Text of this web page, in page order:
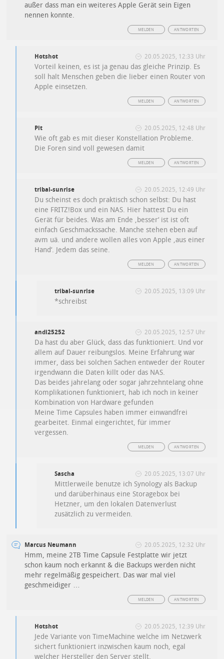
außer dass man ein weiteres Apple Gerät sein Eigen
nennen konnte.
ANTWORTEN
MELDEN
Hotshot 20.05.2025, 12:33 Uhr
Vorteil keinen, es ist ja genau das gleiche Prinzip. Es
soll halt Menschen geben die lieber einen Router von
Apple einsetzen.
ANTWORTEN
MELDEN
Pit 20.05.2025, 12:48 Uhr
Wie oft gab es mit dieser Konstellation Probleme.
Die Foren sind voll gewesen damit
ANTWORTEN
MELDEN
tribal-sunrise 20.05.2025, 12:49 Uhr
Du scheinst es doch praktisch schon selbst: Du hast
eine FRITZ!Box und ein NAS. Hier hattest Du ein
Gerät für beides. Was am Ende ‚besser‘ ist ist oft
einfach Geschmackssache. Manche stehen eben auf
avm uä. und andere wollen alles von Apple ‚aus einer
Hand‘. Jedem das seine.
ANTWORTEN
MELDEN
tribal-sunrise 20.05.2025, 13:09 Uhr
*schreibst
andi25252 20.05.2025, 12:57 Uhr
Da hast du aber Glück, dass das funktioniert. Und vor
allem auf Dauer reibungslos. Meine Erfahrung war
immer, dass bei solchen Sachen entweder der Router
irgendwann die Daten killt oder das NAS.
Das beides jahrelang oder sogar jahrzehntelang ohne
Komplikationen funktioniert, hab ich noch in keiner
Kombination von Hardware gefunden
Meine Time Capsules haben immer einwandfrei
gearbeitet. Einmal eingerichtet, für immer
vergessen.
ANTWORTEN
MELDEN
Sascha 20.05.2025, 13:07 Uhr
Mittlerweile benutze ich Synology als Backup
und darüberhinaus eine Storagebox bei
Hetzner, um den lokalen Datenverlust
zusätzlich zu vermeiden.
Marcus Neumann 20.05.2025, 12:32 Uhr
Hmm, meine 2TB Time Capsule Festplatte wir jetzt
schon kaum noch erkannt & die Backups werden nicht
mehr regelmäßig gespeichert. Das war mal viel
geschmeidiger …
ANTWORTEN
MELDEN
Hotshot 20.05.2025, 12:39 Uhr
Jede Variante von TimeMachine welche im Netzwerk
sichert funktioniert inzwischen kaum noch, egal
welcher Hersteller den Server stellt.